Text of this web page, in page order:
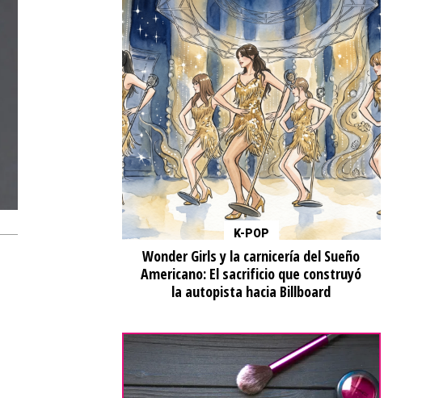
K-POP
Wonder Girls y la carnicería del Sueño
Americano: El sacrificio que construyó
la autopista hacia Billboard